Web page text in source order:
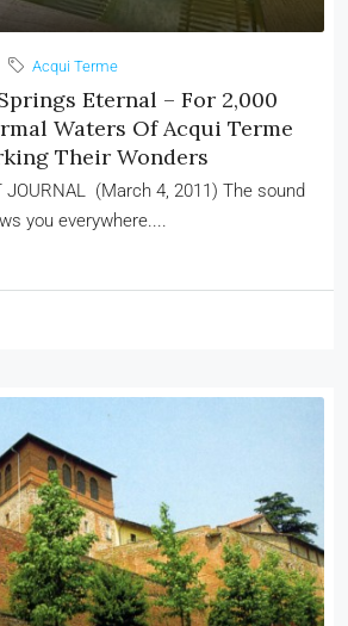
Acqui Terme
Eternal – For 2,000
Waters Of Acqui Terme
Their Wonders
JOURNAL (March 4, 2011) The sound
you everywhere....